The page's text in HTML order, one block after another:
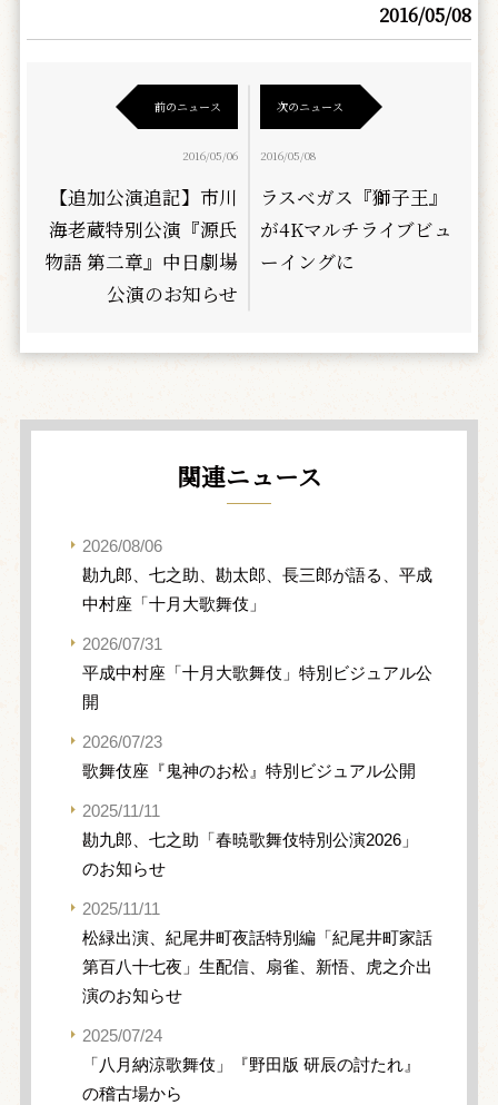
2016/05/08
前のニュース
2016/05/06
【追加公演追記】市川
海老蔵特別公演『源氏
物語 第二章』中日劇場
公演のお知らせ
次のニュース
2016/05/08
ラスベガス『獅子王』
が4Kマルチライブビュ
ーイングに
関連ニュース
2026/08/06
勘九郎、七之助、勘太郎、長三郎が語る、平成
中村座「十月大歌舞伎」
2026/07/31
平成中村座「十月大歌舞伎」特別ビジュアル公
開
2026/07/23
歌舞伎座『鬼神のお松』特別ビジュアル公開
2025/11/11
勘九郎、七之助「春暁歌舞伎特別公演2026」
のお知らせ
2025/11/11
松緑出演、紀尾井町夜話特別編「紀尾井町家話
第百八十七夜」生配信、扇雀、新悟、虎之介出
演のお知らせ
2025/07/24
「八月納涼歌舞伎」『野田版 研辰の討たれ』
の稽古場から